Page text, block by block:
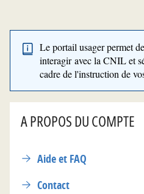
Le portail usager permet
interagir avec la CNIL et
cadre de l'instruction de
A PROPOS DU COMPTE
Aide et FAQ
Contact